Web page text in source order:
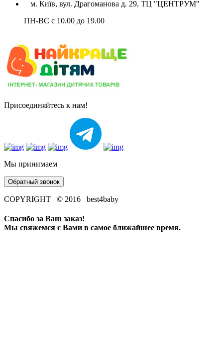
м. Київ, вул. Драгоманова д. 29, ТЦ "ЦЕНТРУМ"
ПН-ВС с 10.00 до 19.00
Присоединяйтесь к нам!
Мы принимаем
Обратный звонок
COPYRIGHT © 2016 best4baby
Спасибо за Ваш заказ!
Мы свяжемся с Вами в самое ближайшее время.